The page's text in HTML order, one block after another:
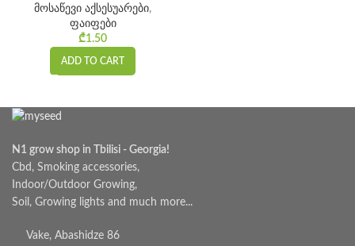
მოსაწევი აქსესუარები,
ფაიფები
₾1.50
ADD TO CART
N1 grow shop in Tbilisi - Georgia!
Cbd, Smoking accessories,
Indoor/Outdoor Growing,
Soil, Growing lights and much more...
Vake, Abashidze 86